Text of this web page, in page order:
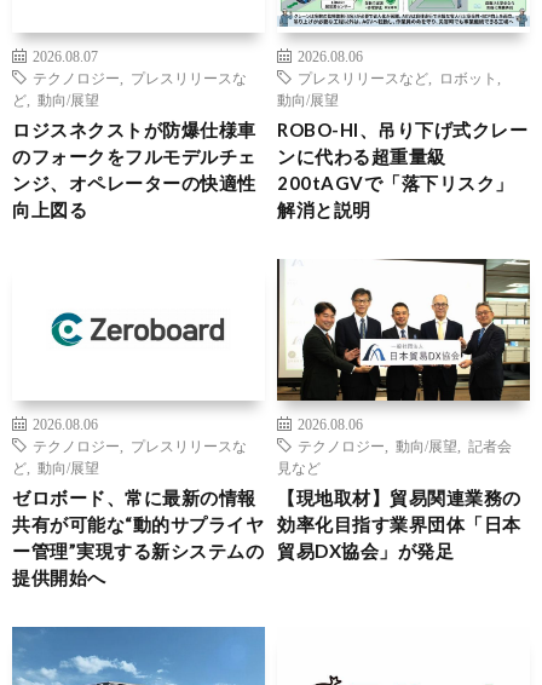
2026.08.07
テクノロジー
プレスリリースな
ど
動向/展望
ロジスネクストが防爆仕様車
のフォークをフルモデルチェ
ンジ、オペレーターの快適性
向上図る
2026.08.06
プレスリリースなど
ロボット
動向/展望
ROBO-HI、吊り下げ式クレー
ンに代わる超重量級
200tAGVで「落下リスク」
解消と説明
2026.08.06
テクノロジー
プレスリリースな
ど
動向/展望
ゼロボード、常に最新の情報
共有が可能な“動的サプライヤ
ー管理”実現する新システムの
提供開始へ
2026.08.06
テクノロジー
動向/展望
記者会
見など
【現地取材】貿易関連業務の
効率化目指す業界団体「日本
貿易DX協会」が発足